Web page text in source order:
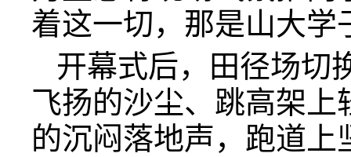
着这一切，那是山大学
开幕式后，田径场切
飞扬的沙尘、跳高架
的沉闷落地声，跑道